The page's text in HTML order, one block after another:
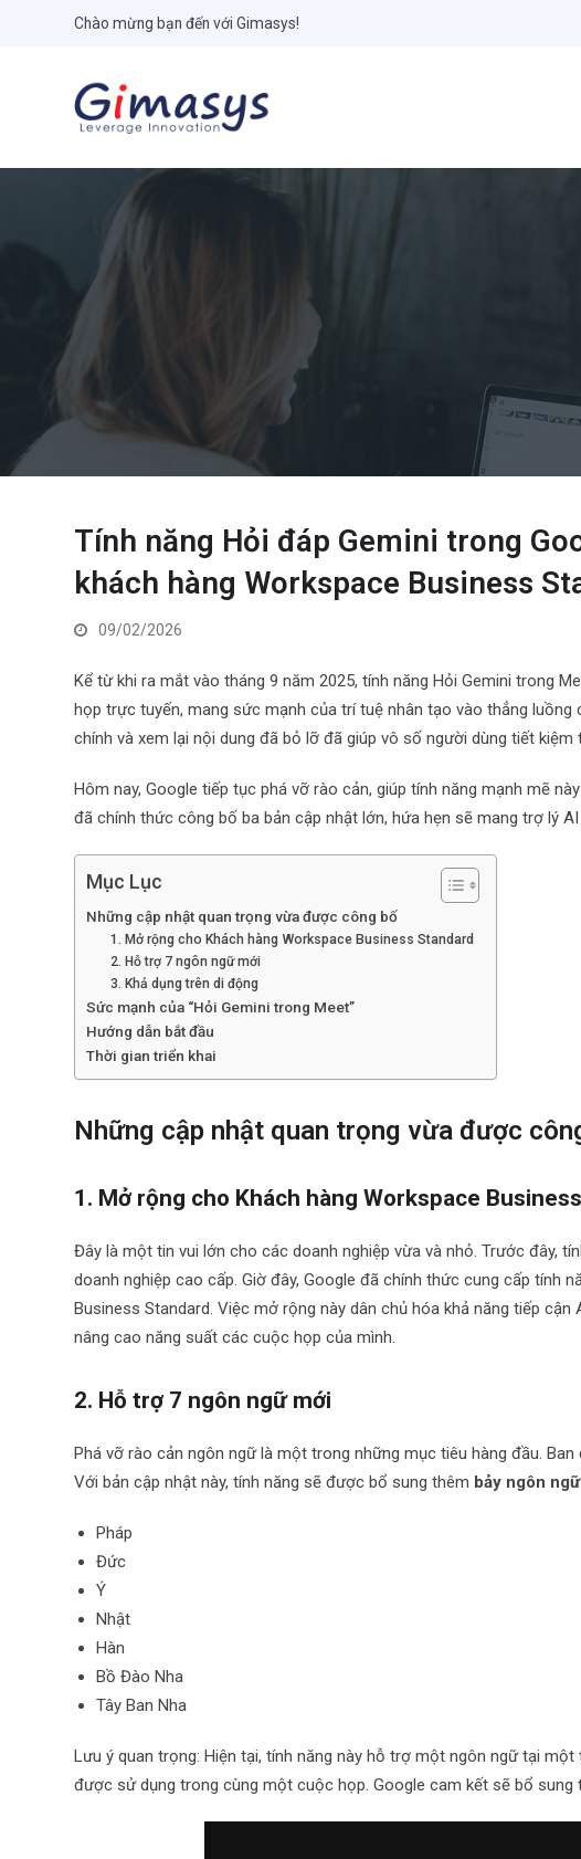
Chào mừng bạn đến với Gimasys!
Tính năng Hỏi đáp Gemini trong
khách hàng Workspace Business
09/02/2026
Kể từ khi ra mắt vào tháng 9 năm 2025, tính năng Hỏi Gemini trong
họp trực tuyến, mang sức mạnh của trí tuệ nhân tạo vào thẳng
chính và xem lại nội dung đã bỏ lỡ đã giúp vô số người dùng tiết
Hôm nay, Google tiếp tục phá vỡ rào cản, giúp tính năng mạnh mẽ
đã chính thức công bố ba bản cập nhật lớn, hứa hẹn sẽ mang trợ lý
Mục Lục
Những cập nhật quan trọng vừa được công bố
1. Mở rộng cho Khách hàng Workspace Business Standard
2. Hỗ trợ 7 ngôn ngữ mới
3. Khả dụng trên di động
Sức mạnh của “Hỏi Gemini trong Meet”
Hướng dẫn bắt đầu
Thời gian triển khai
Những cập nhật quan trọng vừa được
1. Mở rộng cho Khách hàng Workspace
Đây là một tin vui lớn cho các doanh nghiệp vừa và nhỏ. Trước đây,
doanh nghiệp cao cấp. Giờ đây, Google đã chính thức cung cấp tính
Business Standard. Việc mở rộng này dân chủ hóa khả năng tiếp
nâng cao năng suất các cuộc họp của mình.
2. Hỗ trợ 7 ngôn ngữ mới
Phá vỡ rào cản ngôn ngữ là một trong những mục tiêu hàng đầu.
Với bản cập nhật này, tính năng sẽ được bổ sung thêm bảy ngôn
Pháp
Đức
Ý
Nhật
Hàn
Bồ Đào Nha
Tây Ban Nha
Lưu ý quan trọng: Hiện tại, tính năng này hỗ trợ một ngôn ngữ tại
được sử dụng trong cùng một cuộc họp. Google cam kết sẽ bổ sung